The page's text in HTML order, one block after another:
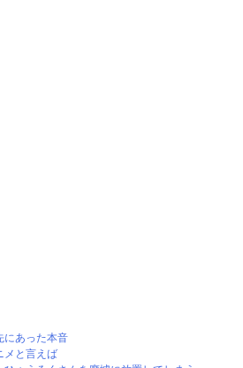
にあった本音
メと言えば